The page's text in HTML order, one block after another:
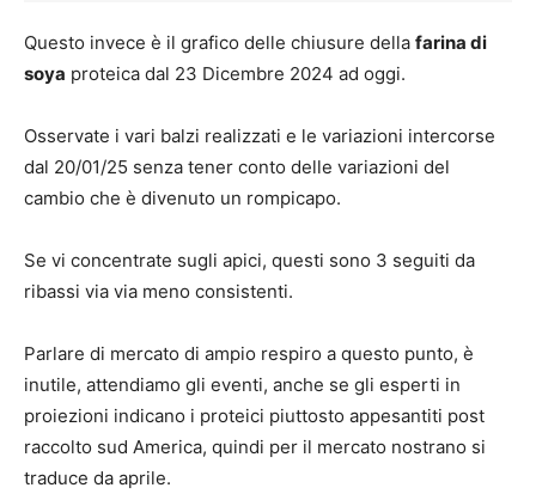
Questo invece è il grafico delle chiusure della farina di
soya proteica dal 23 Dicembre 2024 ad oggi.
Osservate i vari balzi realizzati e le variazioni intercorse
dal 20/01/25 senza tener conto delle variazioni del
cambio che è divenuto un rompicapo.
Se vi concentrate sugli apici, questi sono 3 seguiti da
ribassi via via meno consistenti.
Parlare di mercato di ampio respiro a questo punto, è
inutile, attendiamo gli eventi, anche se gli esperti in
proiezioni indicano i proteici piuttosto appesantiti post
raccolto sud America, quindi per il mercato nostrano si
traduce da aprile.